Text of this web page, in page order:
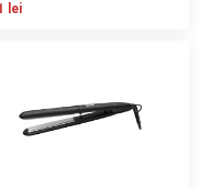
lei